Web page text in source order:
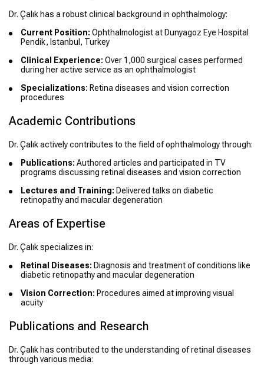
Dr. Çalık has a robust clinical background in ophthalmology:
Current Position: Ophthalmologist at Dunyagoz Eye Hospital
Pendik, Istanbul, Turkey
Clinical Experience: Over 1,000 surgical cases performed
during her active service as an ophthalmologist
Specializations: Retina diseases and vision correction
procedures
Academic Contributions
Dr. Çalık actively contributes to the field of ophthalmology through:
Publications: Authored articles and participated in TV
programs discussing retinal diseases and vision correction
Lectures and Training: Delivered talks on diabetic
retinopathy and macular degeneration
Areas of Expertise
Dr. Çalık specializes in:
Retinal Diseases: Diagnosis and treatment of conditions like
diabetic retinopathy and macular degeneration
Vision Correction: Procedures aimed at improving visual
acuity
Publications and Research
Dr. Çalık has contributed to the understanding of retinal diseases
through various media: